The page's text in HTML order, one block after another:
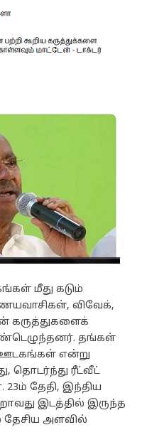
மீது கடும்
விவேக்,
கருத்துகளைக்
தங்கள்
என்று
தொடர்ந்து ரீட்வீட்
தேதி, இந்திய
இடத்தில் இருந்த
அளவில்